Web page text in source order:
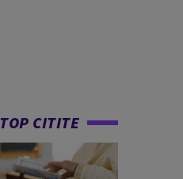
TOP CITITE